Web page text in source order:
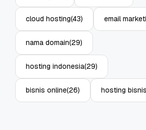
cloud hosting(43) email
nama domain(29)
hosting indonesia(29)
bisnis online(26) hosting bisnis